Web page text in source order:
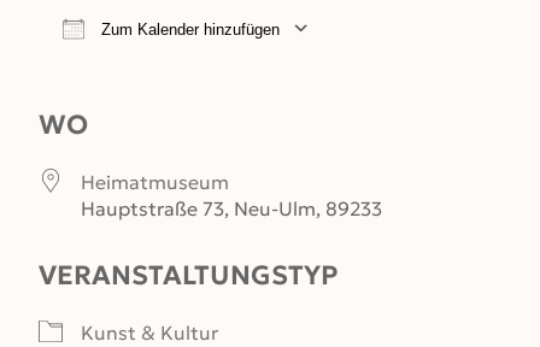
Zum Kalender hinzufügen
WO
Heimat­museum
Hauptstraße 73, Neu-Ulm, 89233
VERANSTALTUNGSTYP
Kunst & Kultur